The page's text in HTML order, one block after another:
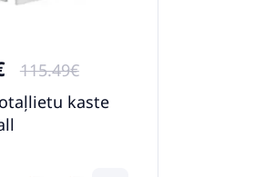
115.49€
kaste